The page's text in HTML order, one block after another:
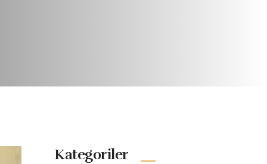
Kategoriler